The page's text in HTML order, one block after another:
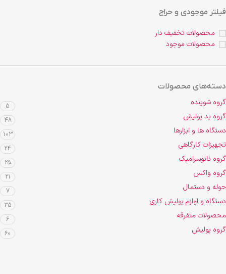
فیلتر موجودی و حراج
محصولات تخفیف دار
محصولات موجود
دسته‌های محصولات
گروه شوینده 5
گروه پد پولیش 48
دستگاه ها و ابزارها 103
تجهیزات کارگاهی 24
گروه نانوسرامیک 25
گروه واکس 21
حوله و دستمال 7
دستگاه و لوازم پولیش کاری 35
محصولات متفرقه 6
گروه پولیش 60